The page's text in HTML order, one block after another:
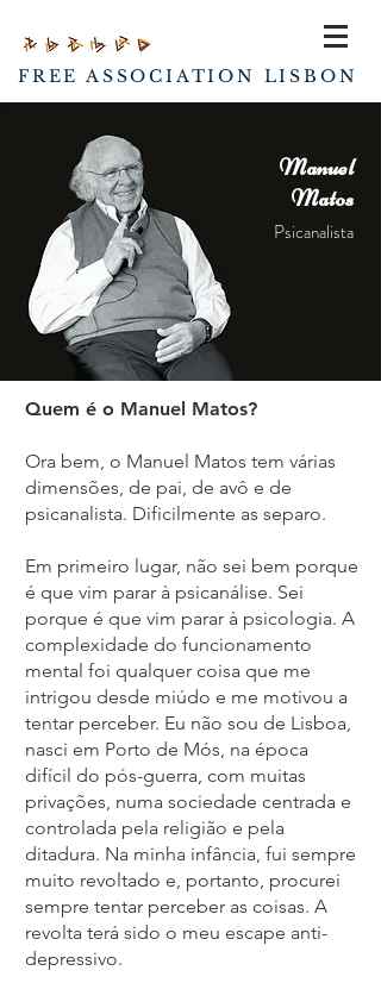
FREE ASSOCIATION LISBON
Quem é o Manuel Matos?
Ora bem, o Manuel Matos tem várias
dimensões, de pai, de avô e de
psicanalista. Dificilmente as separo.
Em primeiro lugar, não sei bem porque
é que vim parar à psicanálise. Sei
porque é que vim parar à psicologia. A
complexidade do funcionamento
mental foi qualquer coisa que me
intrigou desde miúdo e me motivou a
tentar perceber. Eu não sou de Lisboa,
nasci em Porto de Mós, na época
difícil do pós-guerra, com muitas
privações, numa sociedade centrada e
controlada pela religião e pela
ditadura. Na minha infância, fui sempre
muito revoltado e, portanto, procurei
sempre tentar perceber as coisas. A
revolta terá sido o meu escape anti-
depressivo.
Psicanalista
Manuel
Matos